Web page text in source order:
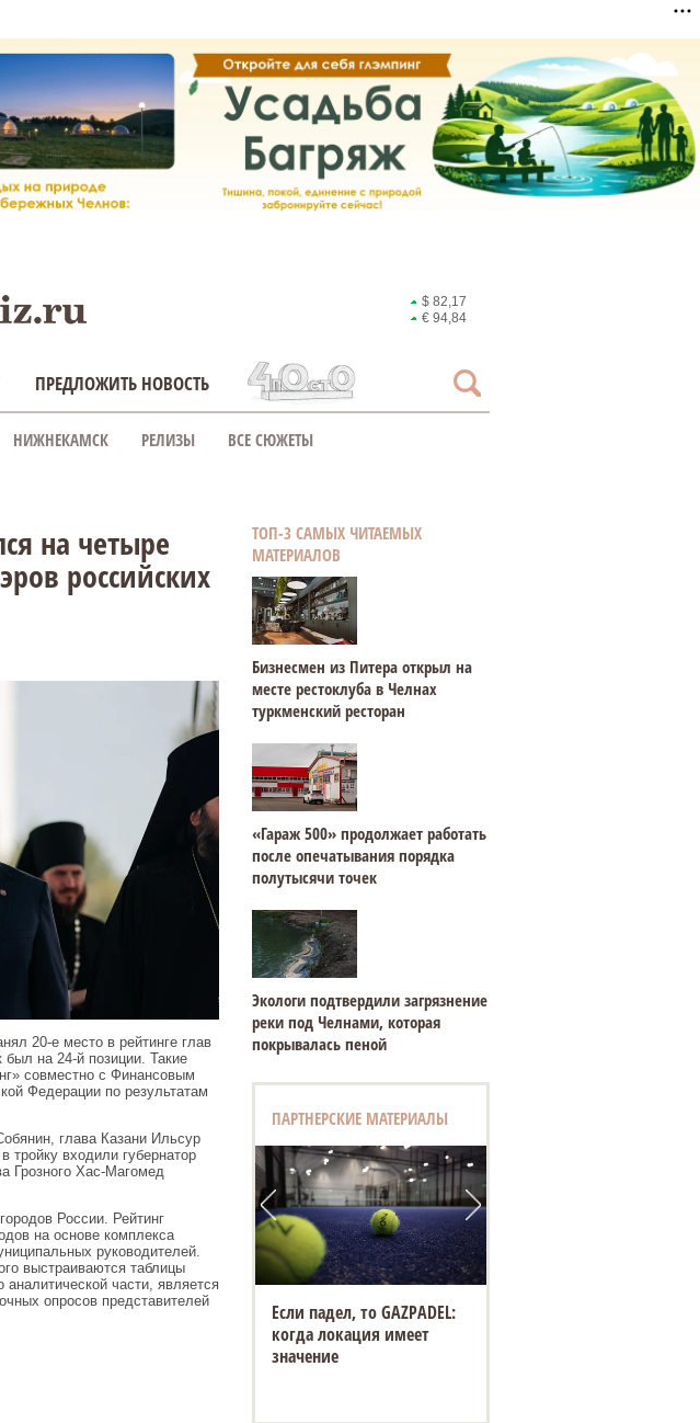
$ 82,17
€ 94,84
ПРЕДЛОЖИТЬ НОВОСТЬ
НИЖНЕКАМСК РЕЛИЗЫ ВСЕ СЮЖЕТЫ
на четыре
российских
20-е место в рейтинге глав
был на 24-й позиции. Такие
совместно с Финансовым
Федерации по результатам
глава Казани Ильсур
входили губернатор
Грозного Хас-Магомед
России. Рейтинг
на основе комплекса
руководителей.
выстраиваются таблицы
части, является
опросов представителей
ТОП-3 САМЫХ ЧИТАЕМЫХ
МАТЕРИАЛОВ
Бизнесмен из Питера открыл на
месте рестоклуба в Челнах
туркменский ресторан
«Гараж 500» продолжает работать
после опечатывания порядка
полутысячи точек
Экологи подтвердили загрязнение
реки под Челнами, которая
покрывалась пеной
ПАРТНЕРСКИЕ МАТЕРИАЛЫ
Если падел, то GAZPADEL:
когда локация имеет
значение